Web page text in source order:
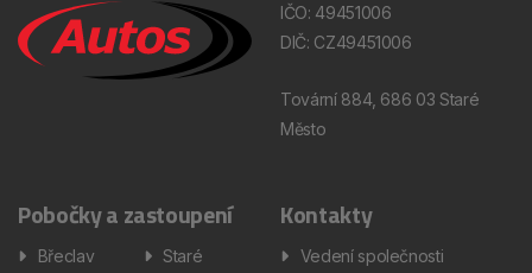
IČO: 49451006
DIČ: CZ49451006
Tovární 884, 686 03 Staré
Město
Pobočky a zastoupení
Břeclav
Staré
Kontakty
Vedení společnosti